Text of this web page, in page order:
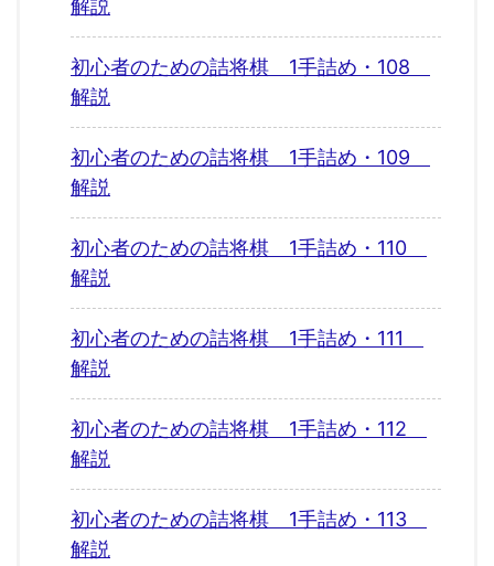
解説
初心者のための詰将棋 1手詰め・108
解説
初心者のための詰将棋 1手詰め・109
解説
初心者のための詰将棋 1手詰め・110
解説
初心者のための詰将棋 1手詰め・111
解説
初心者のための詰将棋 1手詰め・112
解説
初心者のための詰将棋 1手詰め・113
解説